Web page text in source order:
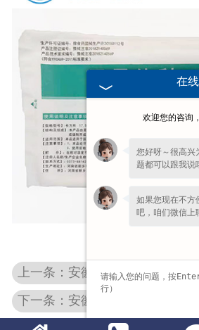
上一条：安徽医用防护服
下一条：安徽易折式碘伏棉签
在
欢迎您的咨询
您好呀～很高兴
题都可以跟我说
如果您现在不方
吧，咱们微信上